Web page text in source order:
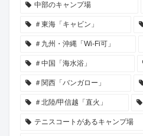
中部のキャンプ場
＃東海「キャビン」
＃九州・沖縄「Wi-Fi可」
＃中国「海水浴」
＃関西「バンガロー」
＃北陸/甲信越「直火」
テニスコートがあるキャンプ場